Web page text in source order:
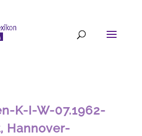
K-I-W-07.1962-
Hannover-